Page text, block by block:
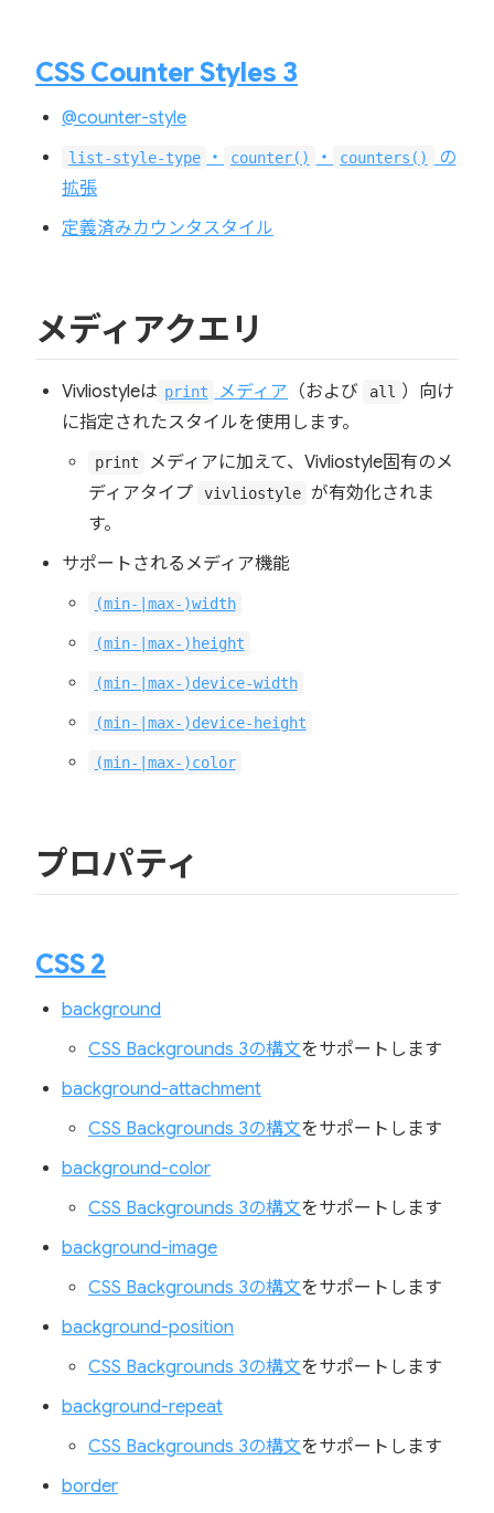
CSS Counter Styles 3
@counter-style
list-style-type ・ counter() ・ counters()
の
拡張
定義済みカウンタスタイル
メディアクエリ
Vivliostyleは print メディア （および all ）向け
に指定されたスタイルを使用します。
print
メディアに加えて、Vivliostyle固有のメ
ディアタイプ
vivliostyle が有効化されま
す。
サポートされるメディア機能
(min-|max-)width
(min-|max-)height
(min-|max-)device-width
(min-|max-)device-height
(min-|max-)color
プロパティ
CSS 2
background
CSS Backgrounds 3の構文をサポートします
background-attachment
CSS Backgrounds 3の構文をサポートします
background-color
CSS Backgrounds 3の構文をサポートします
background-image
CSS Backgrounds 3の構文をサポートします
background-position
CSS Backgrounds 3の構文をサポートします
background-repeat
CSS Backgrounds 3の構文をサポートします
border